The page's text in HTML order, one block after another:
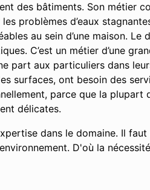
des bâtiments. Son métier
problèmes d’eaux
au sein d’une maison. Le
C’est un métier d’une
part aux particuliers dans
surfaces, ont besoin des
parce que la plupart
délicates.
dans le domaine. Il faut
D'où la